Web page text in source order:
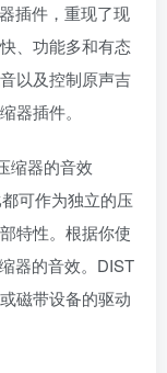
插件，重现了现
、功能多和有态
以及控制原声吉
器插件。
缩器的音效
可作为独立的压
特性。根据你使
器的音效。DIST
磁带设备的驱动